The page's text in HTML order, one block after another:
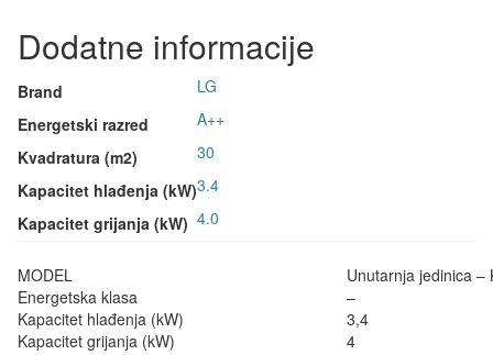
Dodatne informacije
Brand
LG
Energetski razred
A++
Kvadratura (m2)
30
Kapacitet hlađenja (kW)3.4
Kapacitet grijanja (kW) 4.0
MODEL
Unutarnja jedinica –
Energetska klasa
–
Kapacitet hlađenja (kW)
3,4
Kapacitet grijanja (kW)
4